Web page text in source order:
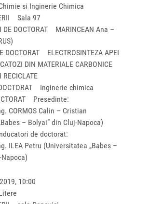
si Inginerie Chimica
Sala 97
DE DOCTORAT MARINCEAN Ana –
DOCTORAT ELECTROSINTEZA APEI
DIN MATERIALE CARBONICE
RECICLATE
Inginerie chimica
Presedinte:
CORMOS Calin – Cristian
– Bolyai” din Cluj-Napoca)
de doctorat:
ILEA Petru (Universitatea „Babes –
10:00